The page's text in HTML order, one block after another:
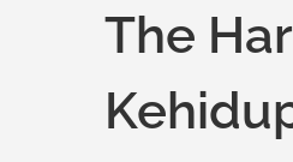
The